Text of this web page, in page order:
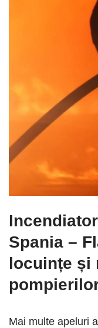
Spania –
locuințe și
Mai multe apeluri